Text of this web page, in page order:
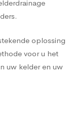
oplossing
voor u het
uw kelder en uw